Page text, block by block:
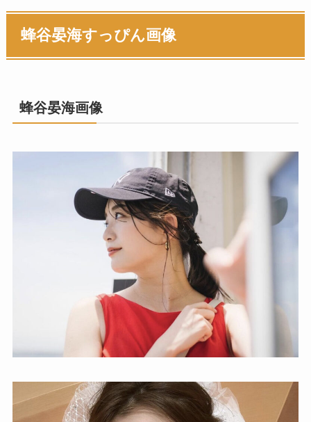
蜂谷晏海すっぴん画像
蜂谷晏海画像